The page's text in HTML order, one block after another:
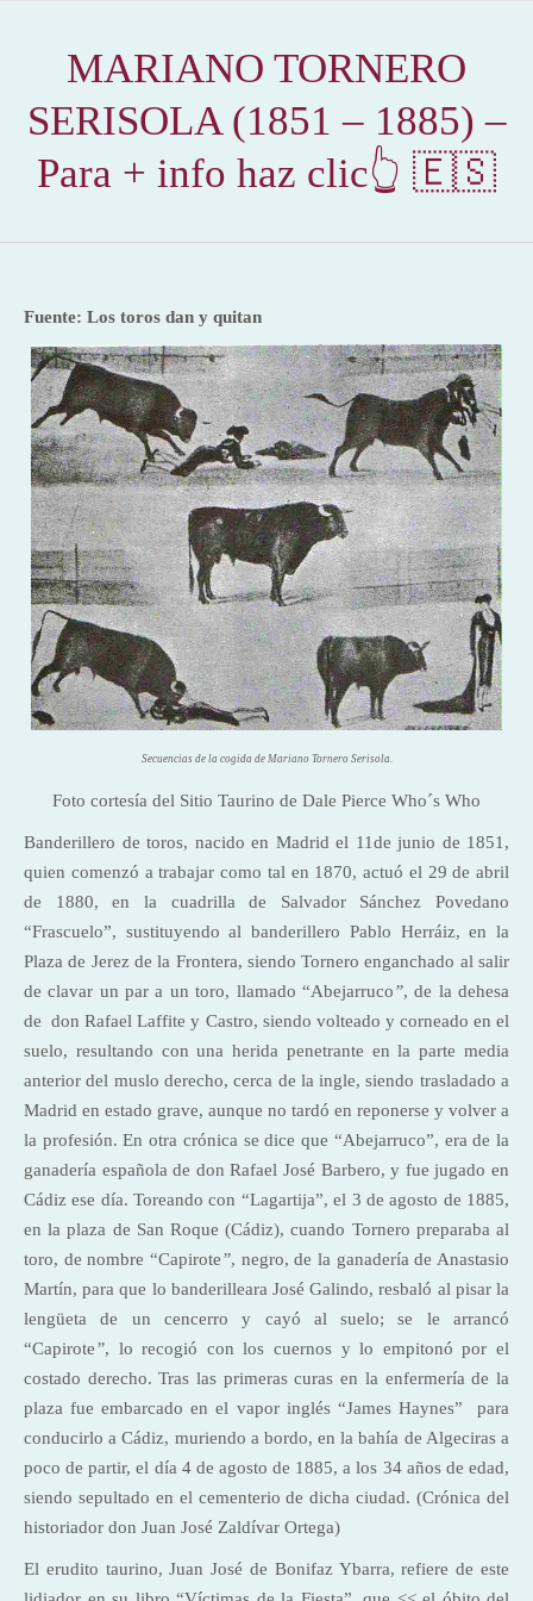
MARIANO TORNERO
SERISOLA (1851 – 1885) –
Para + info haz clic👆 🇪🇸
Fuente: Los toros dan y quitan
Secuencias de la cogida de Mariano Tornero Serisola.
Foto cortesía del Sitio Taurino de Dale Pierce Who´s Who
Banderillero de toros, nacido en Madrid el 11de junio de 1851,
quien comenzó a trabajar como tal en 1870, actuó el 29 de abril
de 1880, en la cuadrilla de Salvador Sánchez Povedano
“Frascuelo”, sustituyendo al banderillero Pablo Herráiz, en la
Plaza de Jerez de la Frontera, siendo Tornero enganchado al salir
de clavar un par a un toro, llamado “Abejarruco”, de la dehesa
de don Rafael Laffite y Castro, siendo volteado y corneado en el
suelo, resultando con una herida penetrante en la parte media
anterior del muslo derecho, cerca de la ingle, siendo trasladado a
Madrid en estado grave, aunque no tardó en reponerse y volver a
la profesión. En otra crónica se dice que “Abejarruco”, era de la
ganadería española de don Rafael José Barbero, y fue jugado en
Cádiz ese día. Toreando con “Lagartija”, el 3 de agosto de 1885,
en la plaza de San Roque (Cádiz), cuando Tornero preparaba al
toro, de nombre “Capirote”, negro, de la ganadería de Anastasio
Martín, para que lo banderilleara José Galindo, resbaló al pisar la
lengüeta de un cencerro y cayó al suelo; se le arrancó
“Capirote”, lo recogió con los cuernos y lo empitonó por el
costado derecho. Tras las primeras curas en la enfermería de la
plaza fue embarcado en el vapor inglés “James Haynes”
para
conducirlo a Cádiz, muriendo a bordo, en la bahía de Algeciras a
poco de partir, el día 4 de agosto de 1885, a los 34 años de edad,
siendo sepultado en el cementerio de dicha ciudad. (Crónica del
historiador don Juan José Zaldívar Ortega)
El erudito taurino, Juan José de Bonifaz Ybarra, refiere de este